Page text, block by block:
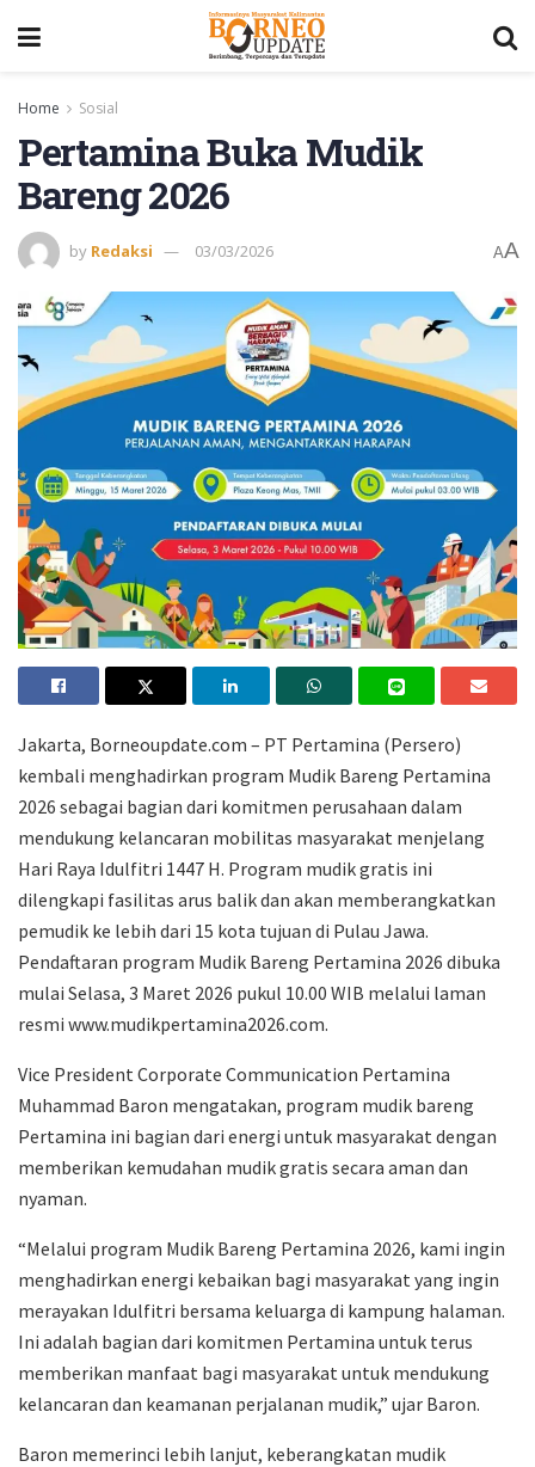
Home Sosial
Pertamina Buka Mudik
Bareng 2026
by Redaksi 03/03/2026 AA
Jakarta, Borneoupdate.com – PT Pertamina (Persero)
kembali menghadirkan program Mudik Bareng Pertamina
2026 sebagai bagian dari komitmen perusahaan dalam
mendukung kelancaran mobilitas masyarakat menjelang
Hari Raya Idulfitri 1447 H. Program mudik gratis ini
dilengkapi fasilitas arus balik dan akan memberangkatkan
pemudik ke lebih dari 15 kota tujuan di Pulau Jawa.
Pendaftaran program Mudik Bareng Pertamina 2026 dibuka
mulai Selasa, 3 Maret 2026 pukul 10.00 WIB melalui laman
resmi www.mudikpertamina2026.com.
Vice President Corporate Communication Pertamina
Muhammad Baron mengatakan, program mudik bareng
Pertamina ini bagian dari energi untuk masyarakat dengan
memberikan kemudahan mudik gratis secara aman dan
nyaman.
“Melalui program Mudik Bareng Pertamina 2026, kami ingin
menghadirkan energi kebaikan bagi masyarakat yang ingin
merayakan Idulfitri bersama keluarga di kampung halaman.
Ini adalah bagian dari komitmen Pertamina untuk terus
memberikan manfaat bagi masyarakat untuk mendukung
kelancaran dan keamanan perjalanan mudik,” ujar Baron.
Baron memerinci lebih lanjut, keberangkatan mudik